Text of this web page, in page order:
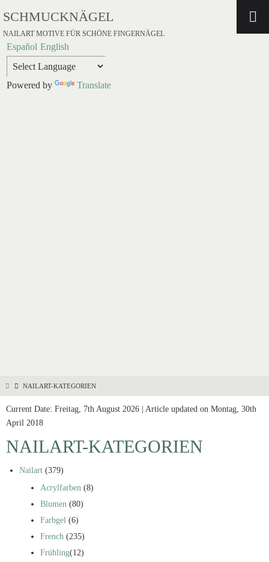
SCHMUCKNÄGEL
NAILART MOTIVE FÜR SCHÖNE FINGERNÄGEL
Español English
Powered by Translate
NAILART-KATEGORIEN
Current Date: Freitag, 7th August 2026 | Article updated on Montag, 30th
April 2018
NAILART-KATEGORIEN
Nailart(379)
Acrylfarben (8)
Blumen (80)
Farbgel (6)
French (235)
Frühling(12)